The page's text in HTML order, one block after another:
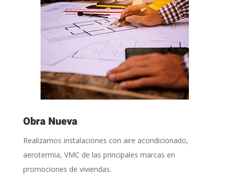
Obra Nueva
Realizamos instalaciones con aire acondicionado,
aerotermia, VMC de las principales marcas en
promociones de viviendas.